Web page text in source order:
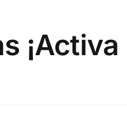
¡Activa